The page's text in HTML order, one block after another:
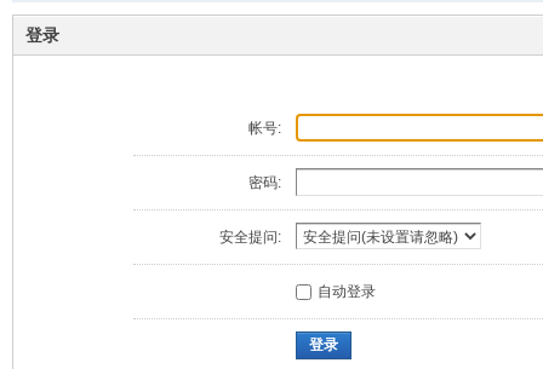
搜
索
登录
帐号:
密码:
安全提问:
自动登录
登录